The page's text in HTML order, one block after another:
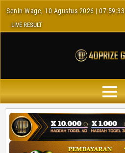
Senin Wage, 10 Agustus 2026 | 07:59:34
LIVE RESULT